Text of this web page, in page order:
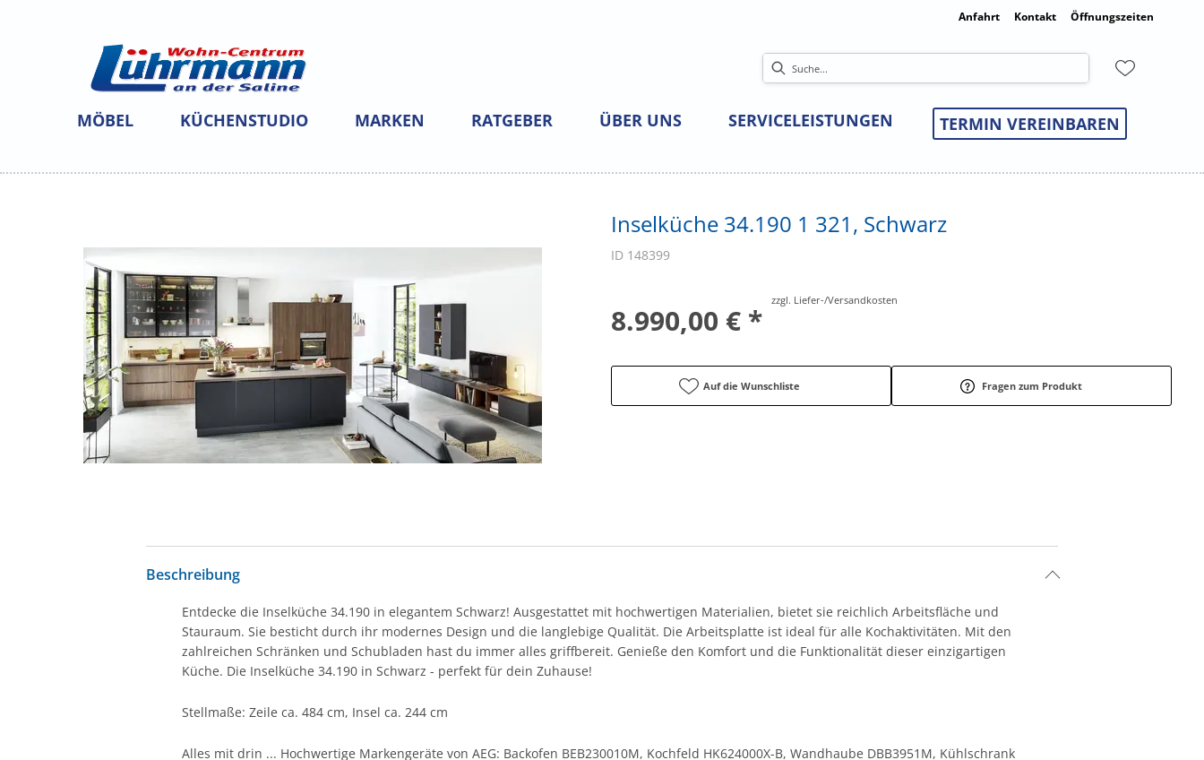
Anfahrt Kontakt Öffnungszeiten
MÖBEL KÜCHENSTUDIO MARKEN RATGEBER ÜBER UNS SERVICELEISTUNGEN TERMIN VEREINBAREN
Inselküche 34.190 1 321, Schwarz
ID 148399
8.990,00 € *
zzgl. Liefer-/Versandkosten
Auf die Wunschliste Fragen zum Produkt
Beschreibung
Entdecke die Inselküche 34.190 in elegantem Schwarz! Ausgestattet mit hochwertigen Materialien, bietet sie reichlich Arbeitsfläche und
Stauraum. Sie besticht durch ihr modernes Design und die langlebige Qualität. Die Arbeitsplatte ist ideal für alle Kochaktivitäten. Mit den
zahlreichen Schränken und Schubladen hast du immer alles griffbereit. Genieße den Komfort und die Funktionalität dieser einzigartigen
Küche. Die Inselküche 34.190 in Schwarz - perfekt für dein Zuhause!
Stellmaße: Zeile ca. 484 cm, Insel ca. 244 cm
Alles mit drin ... Hochwertige Markengeräte von AEG: Backofen BEB230010M, Kochfeld HK624000X-B, Wandhaube DBB3951M, Kühlschrank